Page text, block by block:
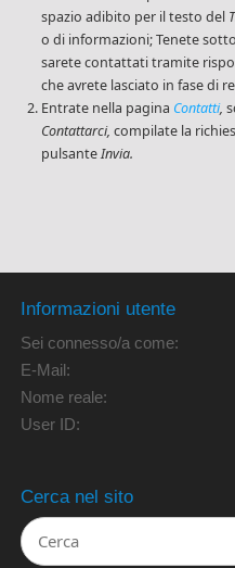
spazio adibito per il testo del
o di informazioni; Tenete
sarete contattati tramite
che avrete lasciato in fase di
Entrate nella pagina Contatti,
Contattarci, compilate la
pulsanteInvia.
Informazioni utente
Sei connesso/a come:
E-Mail:
Nome reale:
User ID:
Cerca nel sito